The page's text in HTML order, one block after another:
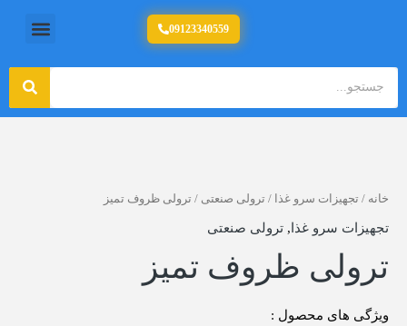
09123340559 منو
خانه / تجهیزات سرو غذا / ترولی صنعتی / ترولی ظروف تمیز
تجهیزات سرو غذا , ترولی صنعتی
ترولی ظروف تمیز
ویژگی های محصول :